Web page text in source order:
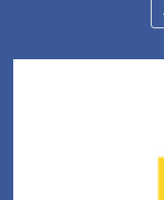
Улсын их
УИХ-ын